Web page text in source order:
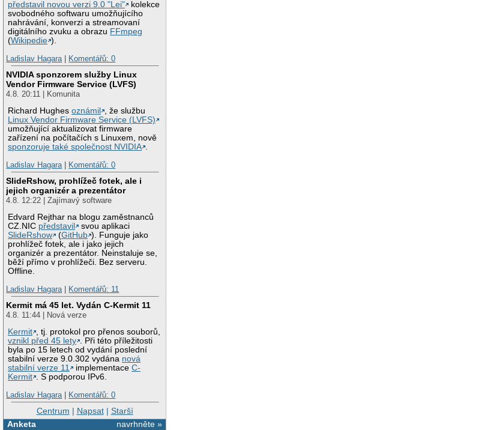
představil novou verzi 9.0 "Lei"
kolekce
svobodného softwaru umožňujícího
nahrávání, konverzi a streamovaní
digitálního zvuku a obrazu FFmpeg
(Wikipedie ).
Ladislav Hagara| Komentářů: 0
NVIDIA sponzorem služby Linux
Vendor Firmware Service (LVFS)
4.8. 20:11 | Komunita
Richard Hughesoznámil
, že službu
Linux Vendor Firmware Service (LVFS)
umožňující aktualizovat firmware
zařízení na počítačích s Linuxem, nově
sponzoruje také společnost NVIDIA .
Ladislav Hagara| Komentářů: 0
SlideRshow, prohlížeč fotek, ale i
jejich organizér a prezentátor
4.8. 12:22 | Zajímavý software
Edvard Rejthar na blogu zaměstnanců
CZ.NIC představil
svou aplikaci
SlideRshow
(GitHub ). Funguje jako
prohlížeč fotek, ale i jako jejich
organizér a prezentátor. Neinstaluje se,
běží přímo v prohlížeči. Bez serveru.
Offline.
Ladislav Hagara| Komentářů: 11
Kermit má 45 let. Vydán C-Kermit 11
4.8. 11:44 | Nová verze
Kermit , tj. protokol pro přenos souborů,
vznikl před 45 lety . Při této příležitosti
byla po 15 letech od vydání poslední
stabilní verze 9.0.302 vydána nová
stabilní verze 11
implementaceC-
Kermit . S podporou IPv6.
Ladislav Hagara| Komentářů: 0
Centrum | Napsat| Starší
navrhněte »
Anketa